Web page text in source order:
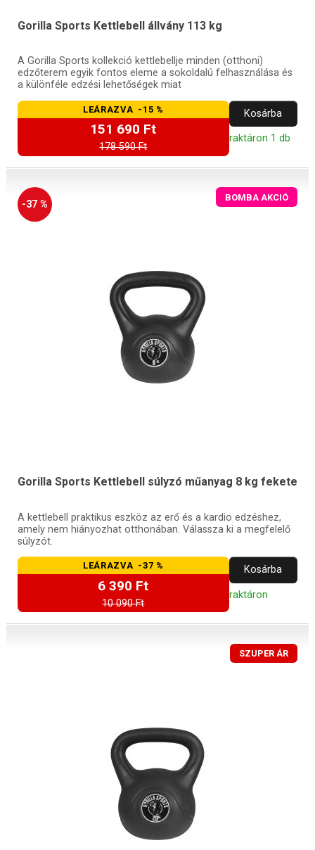
Gorilla Sports Kettlebell állvány 113 kg
A Gorilla Sports kollekció kettlebellje minden (otthoni)
edzőterem egyik fontos eleme a sokoldalú felhasználása és
a különféle edzési lehetőségek miat
LEÁRAZVA -15 %
151 690 Ft
178 590 Ft
Kosárba
raktáron 1 db
-37 %
BOMBA AKCIÓ
Gorilla Sports Kettlebell súlyzó műanyag 8 kg fekete
A kettlebell praktikus eszköz az erő és a kardio edzéshez,
amely nem hiányozhat otthonában. Válassza ki a megfelelő
súlyzót.
LEÁRAZVA -37 %
6 390 Ft
10 090 Ft
Kosárba
raktáron
SZUPER ÁR